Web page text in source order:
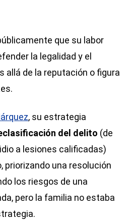
que su labor
la legalidad y el
allá de la reputación o figura
, su estrategia
del delito (de
a lesiones calificadas)
priorizando una resolución
los riesgos de una
pero la familia no estaba